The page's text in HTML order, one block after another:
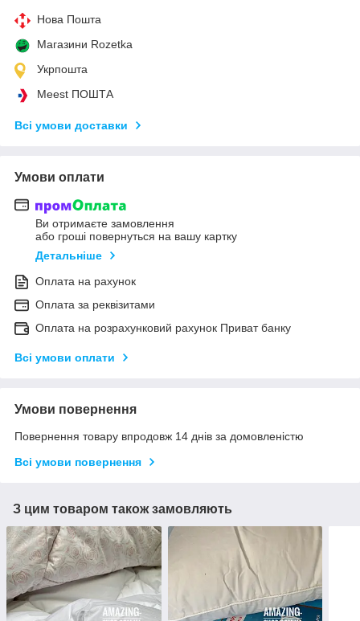
Нова Пошта
Магазини Rozetka
Укрпошта
Meest ПОШТА
Всі умови доставки
Умови оплати
Ви отримаєте замовлення
або гроші повернуться на вашу картку
Детальніше
Оплата на рахунок
Оплата за реквізитами
Оплата на розрахунковий рахунок Приват банку
Всі умови оплати
Умови повернення
Повернення товару впродовж 14 днів за домовленістю
Всі умови повернення
З цим товаром також замовляють